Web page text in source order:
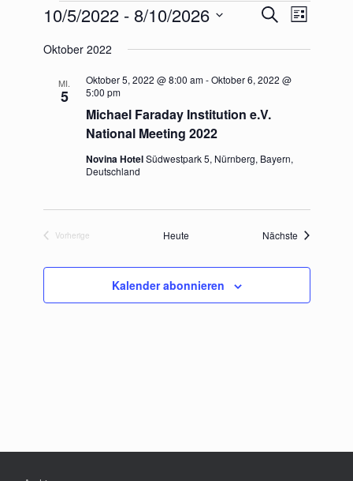
Veranstaltungen
Veranstaltungen
Suche
Ansichten,
Suche
Ansichten-
Liste
10/5/2022 - 8/10/2026
wählen.
Oktober 2022
MI.
5
Michael Faraday Institution e.V.
National Meeting 2022
Oktober 5, 2022 @ 8:00 am-Oktober 6, 2022 @
5:00 pm
Novina HotelSüdwestpark 5, Nürnberg, Bayern,
Deutschland
Vorherige
Heute Nächste
Kalender abonnieren